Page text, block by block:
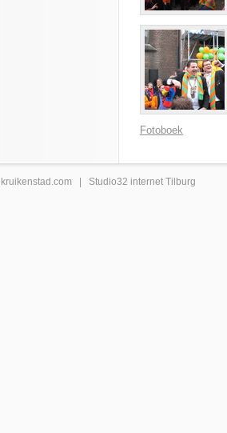
Fotoboek
kruikenstad .com | Studio32 internet Tilburg